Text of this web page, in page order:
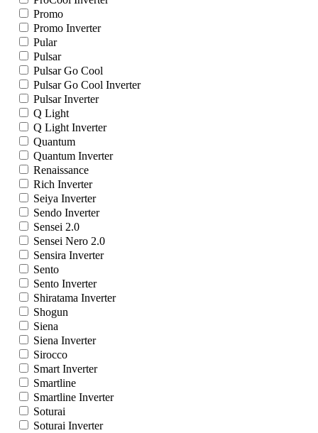
Promo
Promo Inverter
Pular
Pulsar
Pulsar Go Cool
Pulsar Go Cool Inverter
Pulsar Inverter
Q Light
Q Light Inverter
Quantum
Quantum Inverter
Renaissance
Rich Inverter
Seiya Inverter
Sendo Inverter
Sensei 2.0
Sensei Nero 2.0
Sensira Inverter
Sento
Sento Inverter
Shiratama Inverter
Shogun
Siena
Siena Inverter
Sirocco
Smart Inverter
Smartline
Smartline Inverter
Soturai
Soturai Inverter